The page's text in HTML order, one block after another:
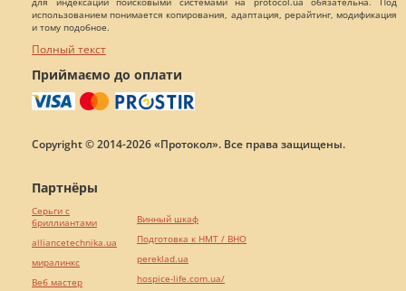
использованием понимается копирования, адаптация, рерайтинг, модификация
и тому подобное.
Полный текст
Приймаємо до оплати
Copyright © 2014-2026 «Протокол». Все права защищены.
Партнёры
Серьги с
бриллиантами
alliancetechnika.ua
миралинкс
Веб мастер
Винный шкаф
Подготовка к НМТ / ВНО
pereklad.ua
hospice-life.com.ua/